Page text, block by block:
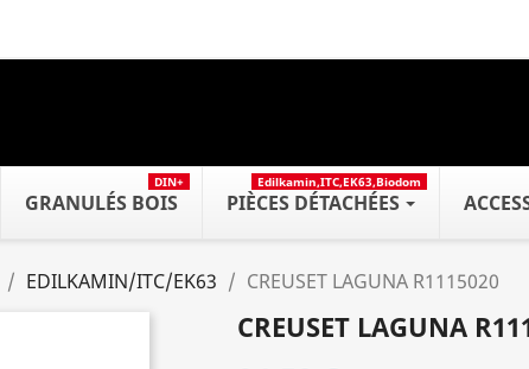
GRANULÉS BOIS
DIN+
PIÈCES DÉTACHÉES
Edilkamin,ITC,EK63,Biodom
EDILKAMIN/ITC/EK63 CREUSET LAGUNA R1115020
CREUSET LAGUNA